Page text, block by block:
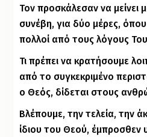
Τον προσκάλεσαν να μείνει
συνέβη, για δύο μέρες,
πολλοί από τους λόγους
Τι πρέπει να κρατήσουμε
από το συγκεκριμένο
ο Θεός, δίδεται στους
Βλέπουμε, την τελεία, την
ίδιου του Θεού,